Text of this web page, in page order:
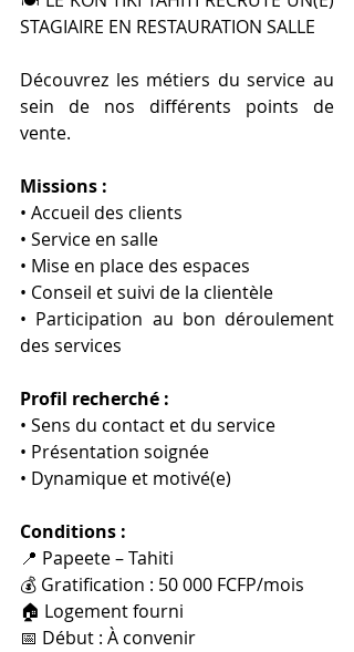
STAGIAIRE EN RESTAURATION SALLE
Découvrez les métiers du service au
sein de nos différents points de
vente.
Missions :
• Accueil des clients
• Service en salle
• Mise en place des espaces
• Conseil et suivi de la clientèle
• Participation au bon déroulement
des services
Profil recherché :
• Sens du contact et du service
• Présentation soignée
• Dynamique et motivé(e)
Conditions :
📍 Papeete – Tahiti
💰 Gratification : 50 000 FCFP/mois
🏠 Logement fourni
📅 Début : À convenir